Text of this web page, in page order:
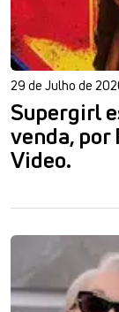
29 de Julho de
Supergirl
venda, por
Video.